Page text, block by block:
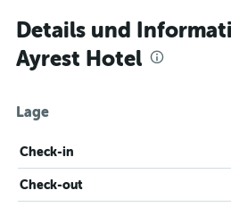
Details und
Ayrest Hotel
Lage
Check-in
Check-out